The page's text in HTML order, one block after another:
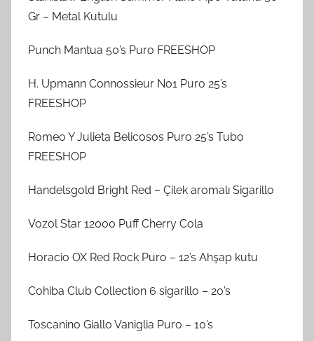
Gr – Metal Kutulu
Punch Mantua 50’s Puro FREESHOP
H. Upmann Connossieur No1 Puro 25’s
FREESHOP
Romeo Y Julieta Belicosos Puro 25’s Tubo
FREESHOP
Handelsgold Bright Red – Çilek aromalı Sigarillo
Vozol Star 12000 Puff Cherry Cola
Horacio OX Red Rock Puro – 12’s Ahşap kutu
Cohiba Club Collection 6 sigarillo – 20’s
Toscanino Giallo Vaniglia Puro – 10’s